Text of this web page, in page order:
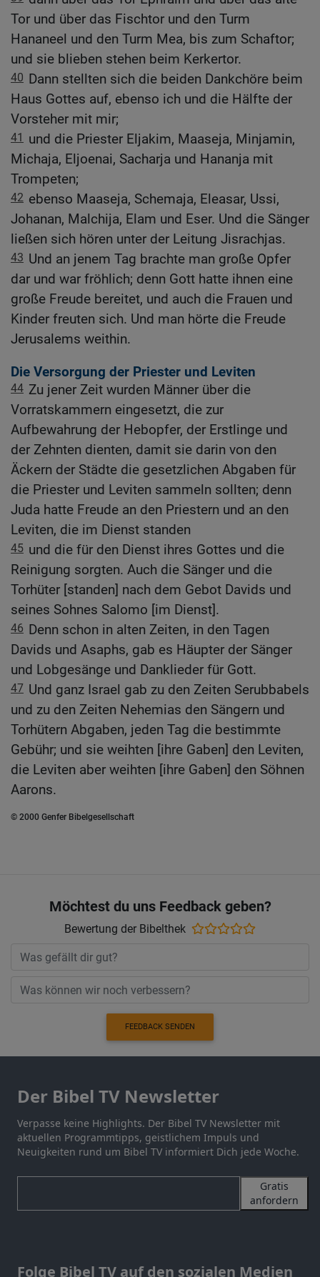
Tor und über das Fischtor und den Turm
Hananeel und den Turm Mea, bis zum Schaftor;
und sie blieben stehen beim Kerkertor.
40 Dann stellten sich die beiden Dankchöre beim
Haus Gottes auf, ebenso ich und die Hälfte der
Vorsteher mit mir;
41
und die Priester Eljakim, Maaseja, Minjamin,
Michaja, Eljoenai, Sacharja und Hananja mit
Trompeten;
42 ebenso Maaseja, Schemaja, Eleasar, Ussi,
Johanan, Malchija, Elam und Eser. Und die Sänger
ließen sich hören unter der Leitung Jisrachjas.
43 Und an jenem Tag brachte man große Opfer
dar und war fröhlich; denn Gott hatte ihnen eine
große Freude bereitet, und auch die Frauen und
Kinder freuten sich. Und man hörte die Freude
Jerusalems weithin.
Die Versorgung der Priester und Leviten
44 Zu jener Zeit wurden Männer über die
Vorratskammern eingesetzt, die zur
Aufbewahrung der Hebopfer, der Erstlinge und
der Zehnten dienten, damit sie darin von den
Äckern der Städte die gesetzlichen Abgaben für
die Priester und Leviten sammeln sollten; denn
Juda hatte Freude an den Priestern und an den
Leviten, die im Dienst standen
45 und die für den Dienst ihres Gottes und die
Reinigung sorgten. Auch die Sänger und die
Torhüter [standen] nach dem Gebot Davids und
seines Sohnes Salomo [im Dienst].
46 Denn schon in alten Zeiten, in den Tagen
Davids und Asaphs, gab es Häupter der Sänger
und Lobgesänge und Danklieder für Gott.
47 Und ganz Israel gab zu den Zeiten Serubbabels
und zu den Zeiten Nehemias den Sängern und
Torhütern Abgaben, jeden Tag die bestimmte
Gebühr; und sie weihten [ihre Gaben] den Leviten,
die Leviten aber weihten [ihre Gaben] den Söhnen
Aarons.
© 2000 Genfer Bibelgesellschaft
Möchtest du uns Feedback geben?
Bewertung der Bibelthek
FEEDBACK SENDEN
Der Bibel TV Newsletter
Verpasse keine Highlights. Der Bibel TV Newsletter mit
aktuellen Programmtipps, geistlichem Impuls und
Neuigkeiten rund um Bibel TV informiert Dich jede Woche.
Gratis
anfordern
Folge Bibel TV auf den sozialen Medien